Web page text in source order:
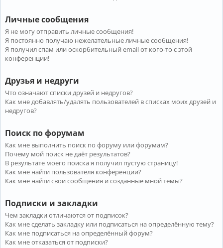
Личные сообщения
Я не могу отправить личные сообщения!
Я постоянно получаю нежелательные личные сообщения!
Я получил спам или оскорбительный email от кого-то с этой
конференции!
Друзья и недруги
Что означают списки друзей и недругов?
Как мне добавлять/удалять пользователей в списках моих друзей и
недругов?
Поиск по форумам
Как мне выполнить поиск по форуму или форумам?
Почему мой поиск не даёт результатов?
В результате моего поиска я получил пустую страницу!
Как мне найти пользователя конференции?
Как мне найти свои сообщения и созданные мной темы?
Подписки и закладки
Чем закладки отличаются от подписок?
Как мне сделать закладку или подписаться на определённую тему?
Как мне подписаться на определённый форум?
Как мне отказаться от подписки?